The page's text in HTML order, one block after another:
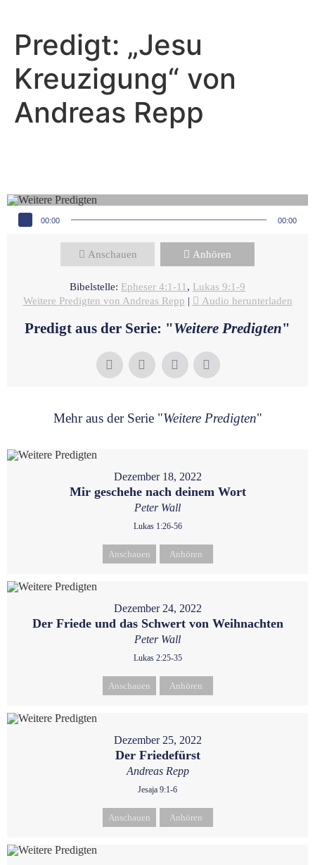
Predigt: „Jesu
Kreuzigung“ von
Andreas Repp
Audio-Player
00:00 00:00
Anschauen Anhören
Bibelstelle: Epheser 4:1-11 , Lukas 9:1-9
Weitere Predigten von Andreas Repp | Audio herunterladen
Predigt aus der Serie: "Weitere Predigten"
Mehr aus der Serie "Weitere Predigten"
Dezember 18, 2022
Mir geschehe nach deinem Wort
Peter Wall
Lukas 1:26-56
Anschauen Anhören
Dezember 24, 2022
Der Friede und das Schwert von Weihnachten
Peter Wall
Lukas 2:25-35
Anschauen Anhören
Dezember 25, 2022
Der Friedefürst
Andreas Repp
Jesaja 9:1-6
Anschauen Anhören